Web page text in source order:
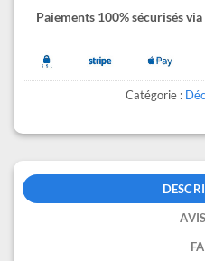
Paiements 100% sécurisés
Catégorie :